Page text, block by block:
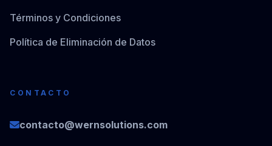
Términos y Condiciones
Política de Eliminación de Datos
CONTACTO
contacto@wernsolutions.com